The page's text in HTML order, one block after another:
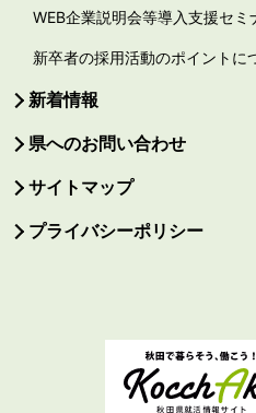
WEB企業説明会等導入支援セミ
新卒者の採用活動のポイントに
新着情報
県へのお問い合わせ
サイトマップ
プライバシーポリシー